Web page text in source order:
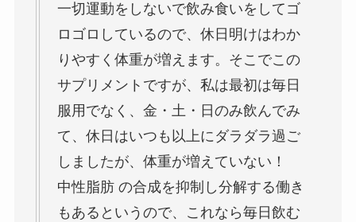
一切運動をしないで飲み食いをしてゴ
ロゴロしているので、休日明けはわか
りやすく体重が増えます。 そこでこの
サプリメントですが、私は最初は毎日
服用でなく、金・土・日のみ飲んでみ
て、休日はいつも以上にダラダラ過ご
しましたが、体重が増えていない！
中性脂肪 の合成を抑制し分解する働き
もあるというので、これなら毎日飲む